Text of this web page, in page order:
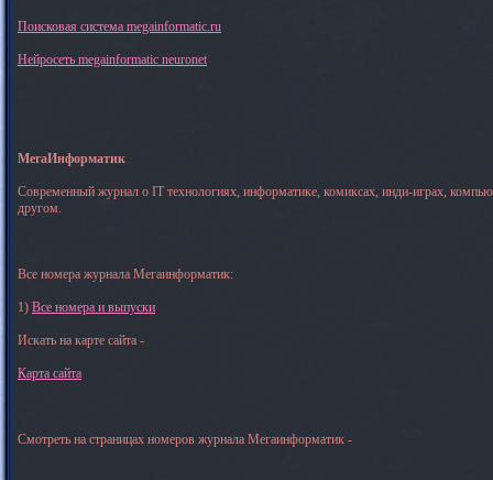
Поисковая система megainformatic.ru
Нейросеть megainformatic neuronet
МегаИнформатик
Современный журнал о IT технологиях, информатике, комиксах, инди-играх,
другом.
Все номера журнала Мегаинформатик:
1) Все номера и выпуски
Искать на карте сайта -
Карта сайта
Смотреть на страницах номеров журнала Мегаинформатик -